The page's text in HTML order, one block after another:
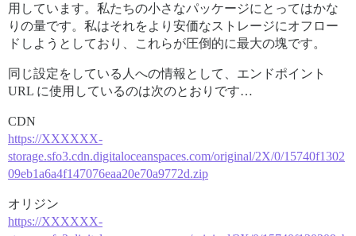
用しています。私たちの小さなパッケージにとってはかな
りの量です。私はそれをより安価なストレージにオフロー
ドしようとしており、これらが圧倒的に最大の塊です。
同じ設定をしている人への情報として、エンドポイント
URL に使用しているのは次のとおりです…
CDN
https://XXXXXX-
storage.sfo3.cdn.digitaloceanspaces.com/original/2X/0/15740f1302
09eb1a6a4f147076eaa20e70a9772d.zip
オリジン
https://XXXXXX-